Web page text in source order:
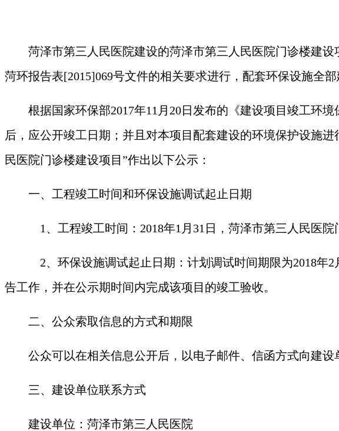
菏泽市第三人民医院建设的菏泽市第三人民医院门诊楼建设
菏环报告表[2015]069号文件的相关要求进行，配套环保设施全部
根据国家环保部2017年11月20日发布的《建设项目竣工环
后，应公开竣工日期；并且对本项目配套建设的环境保护设施
民医院门诊楼建设项目”作出以下公示：
一、工程竣工时间和环保设施调试起止日期
1、工程竣工时间：2018年1 月 31日， 菏泽市第三人民医院
2、环保设施调试起止日期：计划调试时间期限为2018年2
告工作，并在公示期时间内完成该项目的竣工验收。
二、公众索取信息的方式和期限
公众可以在相关信息公开后，以电子邮件、信函方式向建设
三、建设单位联系方式
建设单位： 菏泽市第三人民医院